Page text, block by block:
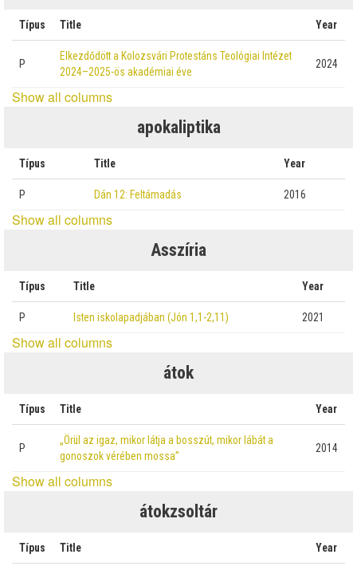
Típus Title Year
P
Elkezdődött a Kolozsvári Protestáns Teológiai Intézet
2024–2025-ös akadémiai éve
2024
Show all columns
apokaliptika
Típus Title Year
P Dán 12: Feltámadás 2016
Show all columns
Asszíria
Típus Title Year
P Isten iskolapadjában (Jón 1,1-2,11) 2021
Show all columns
átok
Típus Title Year
P
„Örül az igaz, mikor látja a bosszút, mikor lábát a
gonoszok vérében mossa”
2014
Show all columns
átokzsoltár
Típus Title Year